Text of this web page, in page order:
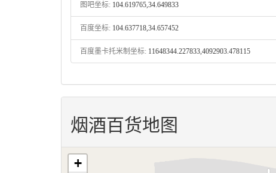
图吧坐标: 104.619765,34.649833
百度坐标: 104.637718,34.657452
百度墨卡托米制坐标: 11648344.227833,4092903.478115
烟酒百货地图
+